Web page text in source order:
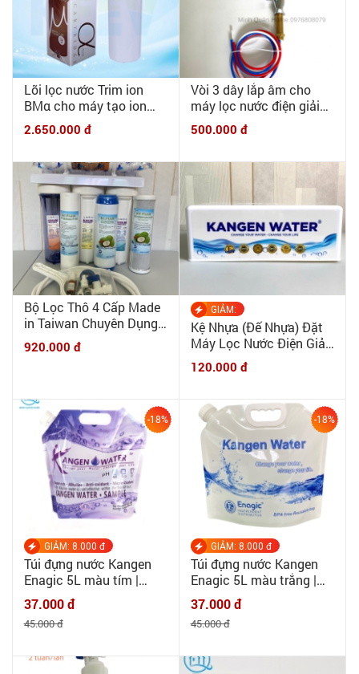
Lõi lọc nước Trim ion
BMα cho máy tạo ion
kiềm TRIM ION TI9000,
TRIM 5HX, TRIM H1,
2.650.000 đ
Vòi 3 dây lắp âm cho
máy lọc nước điện giải
6mm - Vòi 3 dây lắp âm
chuyên dụng cho máy
500.000 đ
Bộ Lọc Thô 4 Cấp Made
in Taiwan Chuyên Dụng
Làm Tiền Lọc Cho Máy
Ion Kiềm, Kangen Water
920.000 đ
GIẢM:
Kệ Nhựa (Đế Nhựa) Đặt
Máy Lọc Nước Điện Giải
Kangen
120.000 đ
-18%
GIẢM: 8.000 đ
Túi đựng nước Kangen
Enagic 5L màu tím |
MINHQUANHOME | Túi
đựng nước chuyên dụng
cho nước điện giải, nước
37.000 đ
45.000 đ
-18%
GIẢM: 8.000 đ
Túi đựng nước Kangen
Enagic 5L màu trắng |
MINHQUANHOME | Túi
đựng nước chuyên dụng
cho nước điện giải, nước
37.000 đ
45.000 đ